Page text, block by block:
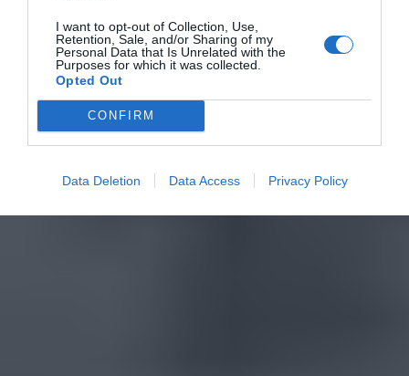
I want to opt-out of Collection, Use,
Retention, Sale, and/or Sharing of my
Personal Data that Is Unrelated with the
Purposes for which it was collected.
Opted Out
CONFIRM
Data Deletion Data Access Privacy Policy